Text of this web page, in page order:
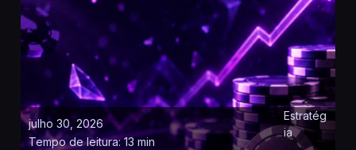
julho 30, 2026
Tempo de leitura: 13 min
Estratég
ia